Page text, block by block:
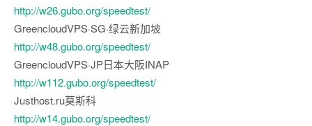
http://w26.gubo.org/speedtest/
GreencloudVPS·SG·绿云新加坡
http://w48.gubo.org/speedtest/
GreencloudVPS·JP日本大阪INAP
http://w112.gubo.org/speedtest/
Justhost.ru莫斯科
http://w14.gubo.org/speedtest/